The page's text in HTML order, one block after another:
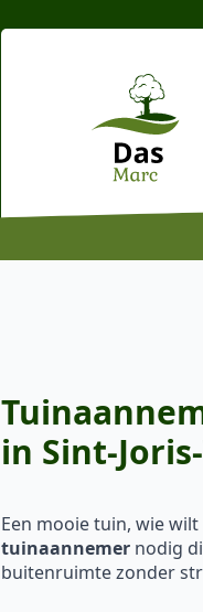
in Sint-
Een mooie tuin, wie wilt
tuinaannemer nodig
buitenruimte zonder